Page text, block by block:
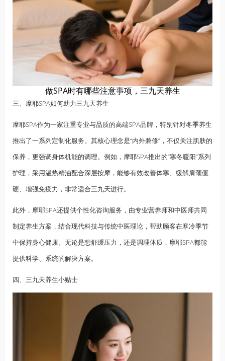
做SPA时有哪些注意事项，三九天养生
三、 摩耶SPA如何助力三九天养生
摩耶SPA作为一家注重专业与品质的高端SPA品牌，特别针对冬季养生
推出了一系列定制化服务。其核心理念是“内外兼修”，不仅关注肌肤的
保养，更强调身体机能的调理。例如，摩耶SPA推出的“寒冬暖阳”系列
护理，采用温热精油配合深层按摩，能够有效改善体寒、缓解肩颈僵
硬、增强免疫力，非常适合三九天进行。
此外，摩耶SPA还提供个性化咨询服务，由专业营养师和中医师共同
制定养生方案，结合现代科技与传统中医理论，帮助顾客在寒冷季节
中保持身心健康。无论是想舒缓压力，还是调理体质，摩耶SPA都能
提供科学、系统的解决方案。
四、三九天养生小贴士